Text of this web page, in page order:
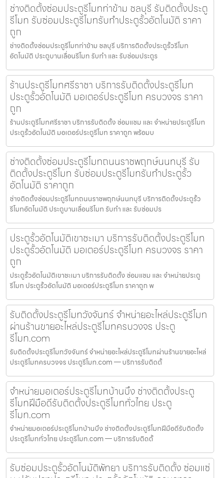
ช่างติดตั้งซ่อมประตูรีโมทท่าข้าม ชลบุรี รับติดตั้งประตู
รีโมท รับซ่อมประตูรีโมทรับทำประตูรั้วอัตโนมัติ ราคา
ถูก
ช่างติดตั้งซ่อมประตูรีโมทท่าข้าม ชลบุรี บริการติดตั้งประตูรั้วรีโมท
อัตโนมัติ ประตูบานเลื่อนรีโมท รับทำ และ รับซ่อมประตูร
ร้านประตูรีโมทศรีราชา บริการรับติดตั้งประตูรีโมท
ประตูรั้วอัตโนมัติ มอเตอร์ประตูรีโมท ครบวงจร ราคา
ถูก
ร้านประตูรีโมทศรีราชา บริการรับติดตั้ง ซ่อมแซม และ จำหน่ายประตูรีโมท
ประตูรั้วอัตโนมัติ มอเตอร์ประตูรีโมท ราคาถูก พร้อมบ
ช่างติดตั้งซ่อมประตูรีโมทถนนราชพฤกษ์นนทบุรี รับ
ติดตั้งประตูรีโมท รับซ่อมประตูรีโมทรับทำประตูรั้ว
อัตโนมัติ ราคาถูก
ช่างติดตั้งซ่อมประตูรีโมทถนนราชพฤกษ์นนทบุรี บริการติดตั้งประตูรั้ว
รีโมทอัตโนมัติ ประตูบานเลื่อนรีโมท รับทำ และ รับซ่อมปร
ประตูรั้วอัตโนมัติเขาชะเมา บริการรับติดตั้งประตูรีโมท
ประตูรั้วอัตโนมัติ มอเตอร์ประตูรีโมท ครบวงจร ราคา
ถูก
ประตูรั้วอัตโนมัติเขาชะเมา บริการรับติดตั้ง ซ่อมแซม และ จำหน่ายประตู
รีโมท ประตูรั้วอัตโนมัติ มอเตอร์ประตูรีโมท ราคาถูก พ
รับติดตั้งประตูรีโมทวังจันทร์ จำหน่ายอะไหล่ประตูรีโมท
ผ่านร้านขายอะไหล่ประตูรีโมทครบวงจร ประตู
รีโมท.com
รับติดตั้งประตูรีโมทวังจันทร์ จำหน่ายอะไหล่ประตูรีโมทผ่านร้านขายอะไหล่
ประตูรีโมทครบวงจร ประตูรีโมท.com — บริการรับติดตั้
จำหน่ายมอเตอร์ประตูรีโมทบ้านบึง ช่างติดตั้งประตู
รีโมทฝีมือดีรับติดตั้งประตูรีโมททั่วไทย ประตู
รีโมท.com
จำหน่ายมอเตอร์ประตูรีโมทบ้านบึง ช่างติดตั้งประตูรีโมทฝีมือดีรับติดตั้ง
ประตูรีโมททั่วไทย ประตูรีโมท.com — บริการรับติดตั้
รับซ่อมประตูรั้วอัตโนมัติพัทยา บริการรับติดตั้ง ซ่อมแซ่